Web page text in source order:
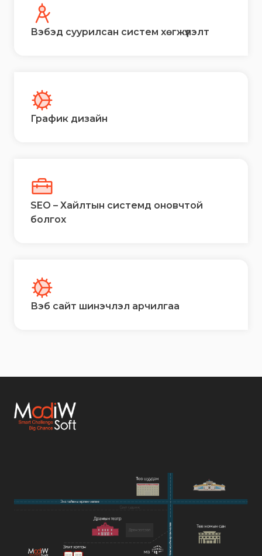
Вэбэд суурилсан систем хөгжүүлэлт
График дизайн
SEO – Хайлтын системд оновчтой
болгох
Вэб сайт шинэчлэл арчилгаа